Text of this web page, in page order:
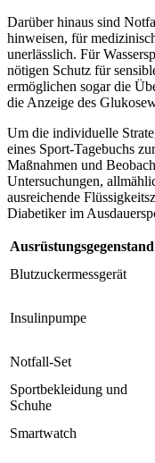
Darüber hinaus sind
hinweisen, für
unerlässlich. Für
nötigen Schutz für
ermöglichen sogar die
die Anzeige des
Um die individuelle
eines Sport-Tagebuchs
Maßnahmen und
Untersuchungen,
ausreichende
Diabetiker im
Ausrüstungsgegenstand
Blutzuckermessgerät
Insulinpumpe
Notfall-Set
Sportbekleidung und
Schuhe
Smartwatch